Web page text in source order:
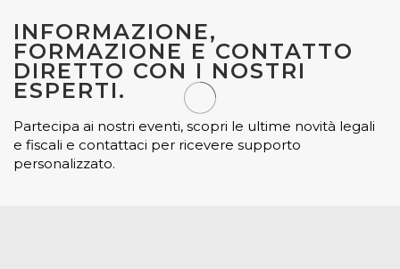
INFORMAZIONE,
FORMAZIONE E CONTATTO
DIRETTO CON I NOSTRI
ESPERTI.
Partecipa ai nostri eventi, scopri le ultime novità legali
e fiscali e contattaci per ricevere supporto
personalizzato.